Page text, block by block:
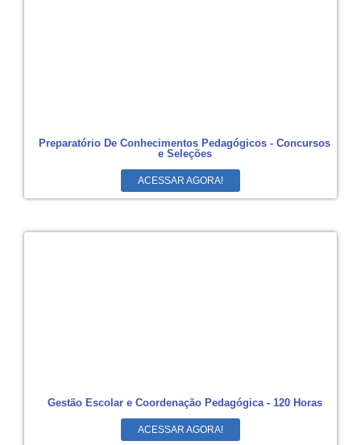
Preparatório De Conhecimentos Pedagógicos - Concursos
e Seleções
ACESSAR AGORA!
Gestão Escolar e Coordenação Pedagógica - 120 Horas
ACESSAR AGORA!